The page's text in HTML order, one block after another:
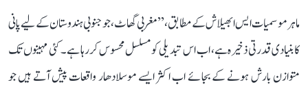
ماہر موسمیات ایس ابھیلاش کے مطابق، ’’مغربی گھاٹ، جو جنوبی ہندوستان کے لیے پانی
کا بنیادی قدرتی ذخیرہ ہے، اب اس تبدیلی کو مسلسل محسوس کر رہا ہے۔ کئی مہینوں تک
متوازن بارش ہونے کے بجائے اب اکثر ایسے موسلادھار واقعات پیش آتے ہیں جو